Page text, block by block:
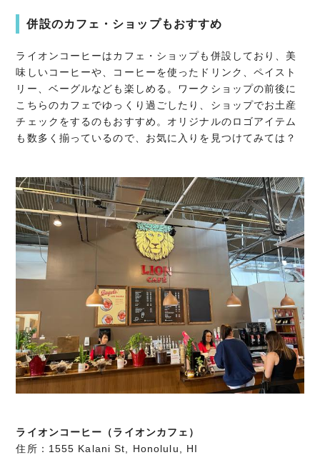
併設のカフェ・ショップもおすすめ
ライオンコーヒーはカフェ・ショップも併設しており、美
味しいコーヒーや、コーヒーを使ったドリンク、ペイスト
リー、ベーグルなども楽しめる。ワークショップの前後に
こちらのカフェでゆっくり過ごしたり、ショップでお土産
チェックをするのもおすすめ。オリジナルのロゴアイテム
も数多く揃っているので、お気に入りを見つけてみては？
ライオンコーヒー（ライオンカフェ）
住所： 1555 Kalani St, Honolulu, HI